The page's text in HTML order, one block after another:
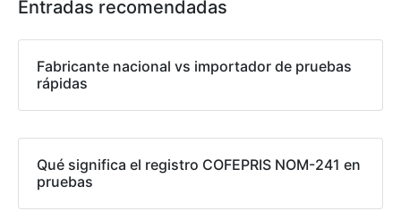
Entradas recomendadas
Fabricante nacional vs importador de pruebas
rápidas
Qué significa el registro COFEPRIS NOM-241 en
pruebas